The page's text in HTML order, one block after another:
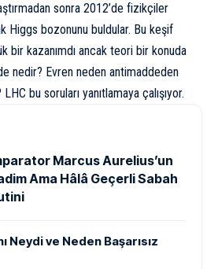
sonra 2012’de fizikçiler
Higgs bozonunu buldular. Bu keşif
bir kazanımdı ancak teori bir konuda
nedir? Evren neden antimaddeden
bu soruları yanıtlamaya çalışıyor.
Marcus Aurelius’un
Ama Hâlâ Geçerli Sabah
Neydi ve Neden Başarısız